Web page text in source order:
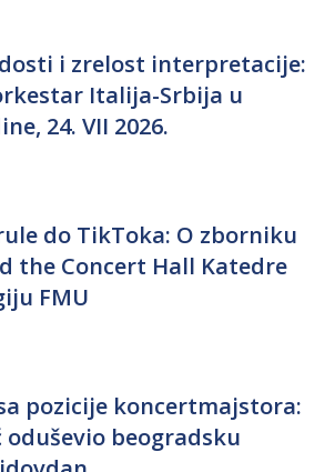
i zrelost interpretacije:
Italija-Srbija u
24. VII 2026.
do TikToka: O zborniku
the Concert Hall Katedre
FMU
pozicije koncertmajstora:
oduševio beogradsku